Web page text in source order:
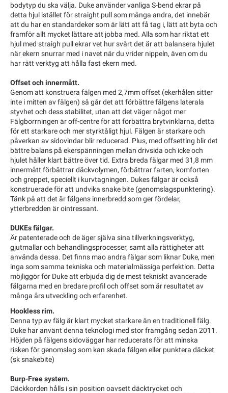
bodytyp du ska välja. Duke använder vanliga S-bend ekrar på
detta hjul istället för straight pull som många andra, det innebär
att du har en standardeker som är lätt att få tag i, lätt att byta och
framför allt mycket lättare att jobba med. Alla som har riktat ett
hjul med straigh pull ekrar vet hur svårt det är att balansera hjulet
när ekern snurrar med i navet när du vrider nippeln, även om du
har rätt verktyg att hålla fast ekern med.
Offset och innermått.
Genom att konstruera fälgen med 2,7mm offset (ekerhålen sitter
inte i mitten av fälgen) så går det att förbättre fälgens laterala
styvhet och dess stabilitet, utan att det väger något mer
Fälgborrningen är off-centre för att förbättra brytvinklarna, detta
för ett starkare och mer styrktåligt hjul. Fälgen är starkare och
påverkan av sidovindar blir reducerad. Plus, med offsetting blir det
bättre balans på ekerspänningen mellan drivsida och icke och
hjulet håller klart bättre över tid. Extra breda fälgar med 31,8 mm
innermått förbättrar däckvolymen, förbättrar farten, komforten
och greppet, speciellt i kurvtagningen. Dukes fälgar är också
konstruerade för att undvika snake bite (genomslagspunktering).
Tänk på att det är fälgens innerbredd som ger fördelar,
ytterbredden är ointressant.
DUKEs fälgar.
Är patenterade och de äger själva sina tillverkningsverktyg,
gjutmallar och behandlingsprocesser, samt alla rättigheter att
använda dessa. Det finns mao andra fälgar som liknar Duke, men
inga som samma tekniska och materialmässiga perfektion. Detta
möjliggör för Duke att erbjuda dig de mest tekniskt avancerade
fälgarna med en bredare profil och offset som är resultatet av
många års utveckling och erfarenhet.
Hookless rim.
Denna typ av fälg är klart mycket starkare än en traditionell fälg.
Duke har använt denna teknologi med stor framgång sedan 2011.
Höjden på fälgens sidoväggar har reducerats för att minska
risken för genomslag som kan skada fälgen eller punktera däcket
(sk snakebite)
Burp-Free system.
Däckkorden hålls i sin position oavsett däcktrycket och